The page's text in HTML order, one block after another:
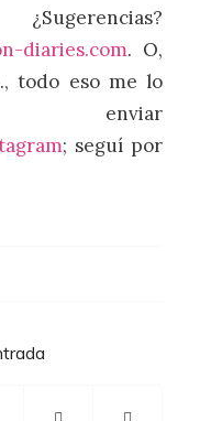
diaries.com. O,
todo eso me lo
; seguí por